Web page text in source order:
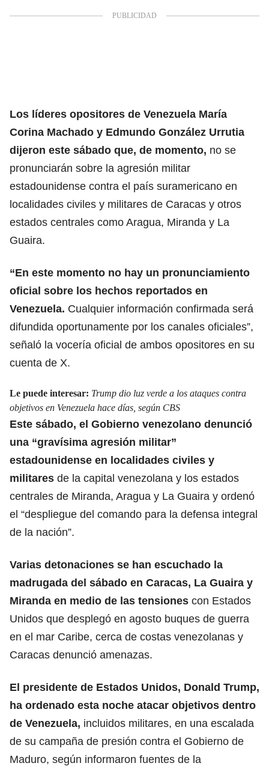
Los líderes opositores de Venezuela María
Corina Machado y Edmundo González Urrutia
dijeron este sábado que, de momento, no se
pronunciarán sobre la agresión militar
estadounidense contra el país suramericano en
localidades civiles y militares de Caracas y otros
estados centrales como Aragua, Miranda y La
Guaira.
“En este momento no hay un pronunciamiento
oficial sobre los hechos reportados en
Venezuela. Cualquier información confirmada será
difundida oportunamente por los canales oficiales”,
señaló la vocería oficial de ambos opositores en su
cuenta de X.
Le puede interesar: Trump dio luz verde a los ataques contra
objetivos en Venezuela hace días, según CBS
Este sábado, el Gobierno venezolano denunció
una “gravísima agresión militar”
estadounidense en localidades civiles y
militares de la capital venezolana y los estados
centrales de Miranda, Aragua y La Guaira y ordenó
el “despliegue del comando para la defensa integral
de la nación”.
Varias detonaciones se han escuchado la
madrugada del sábado en Caracas, La Guaira y
Miranda en medio de las tensiones con Estados
Unidos que desplegó en agosto buques de guerra
en el mar Caribe, cerca de costas venezolanas y
Caracas denunció amenazas.
El presidente de Estados Unidos, Donald Trump,
ha ordenado esta noche atacar objetivos dentro
de Venezuela, incluidos militares, en una escalada
de su campaña de presión contra el Gobierno de
Maduro, según informaron fuentes de la